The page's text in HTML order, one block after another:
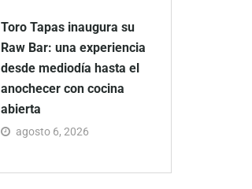
Toro Tapas inaugura su
Raw Bar: una experiencia
desde mediodía hasta el
anochecer con cocina
abierta
agosto 6, 2026